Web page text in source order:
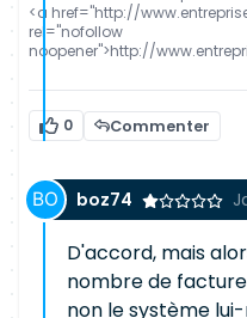
<a href="http://
rel="nofollow
noopener">http://
0 Commenter
boz74
D'accord, mais
nombre de
non le système